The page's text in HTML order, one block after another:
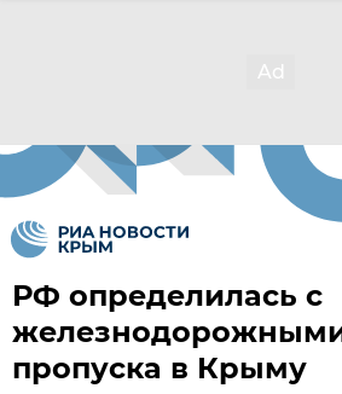
РФ определилась с
пропуска в Крыму